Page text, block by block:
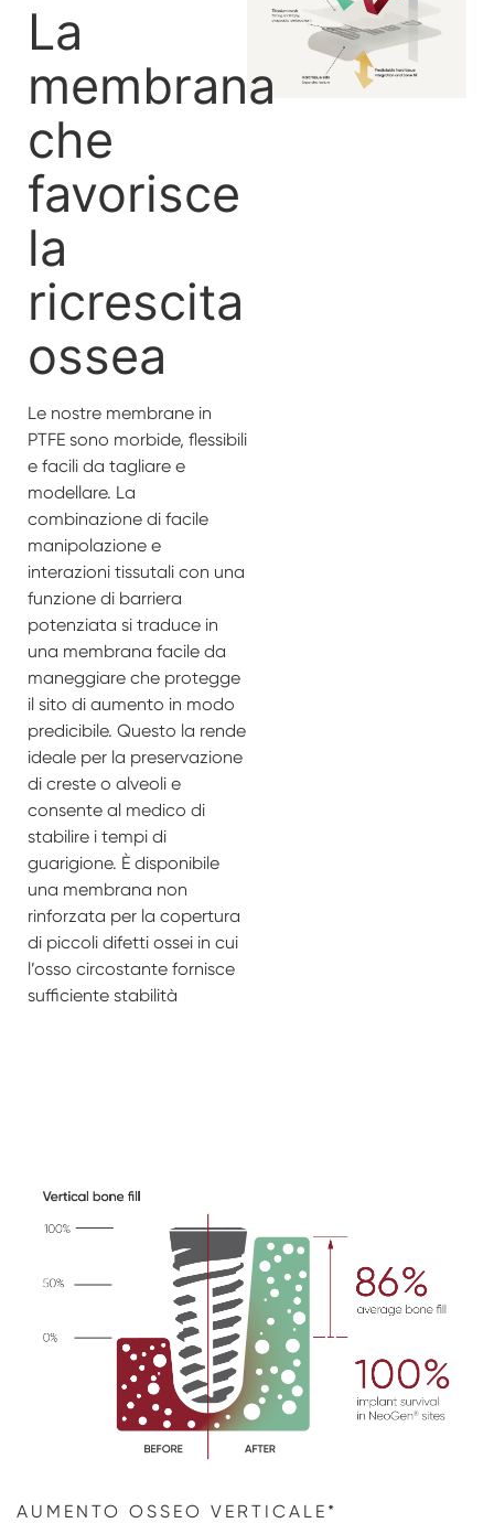
La
membrana
che
favorisce
la
ricrescita
ossea
Le nostre membrane in
PTFE sono morbide, flessibili
e facili da tagliare e
modellare. La
combinazione di facile
manipolazione e
interazioni tissutali con una
funzione di barriera
potenziata si traduce in
una membrana facile da
maneggiare che protegge
il sito di aumento in modo
predicibile. Questo la rende
ideale per la preservazione
di creste o alveoli e
consente al medico di
stabilire i tempi di
guarigione. È disponibile
una membrana non
rinforzata per la copertura
di piccoli difetti ossei in cui
l’osso circostante fornisce
sufficiente stabilità
AUMENTO OSSEO VERTICALE*